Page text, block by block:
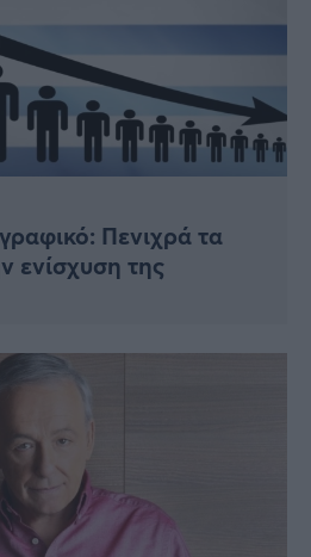
Πενιχρά τα
ενίσχυση της